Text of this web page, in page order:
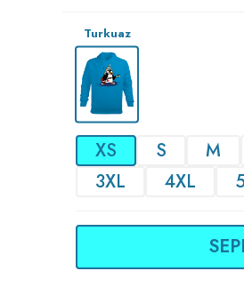
Turkuaz
XS S M
3XL
4XL